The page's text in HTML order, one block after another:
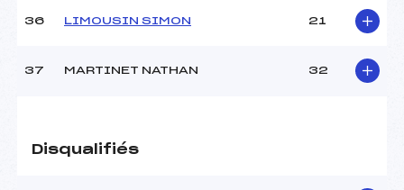
36 LIMOUSIN SIMON 21
37 MARTINET NATHAN 32
Disqualifiés